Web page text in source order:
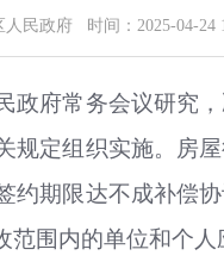
人民政府 时间：2025-04-24
府常务会议研究
定组织实施。房
期限达不成补偿
围内的单位和个人